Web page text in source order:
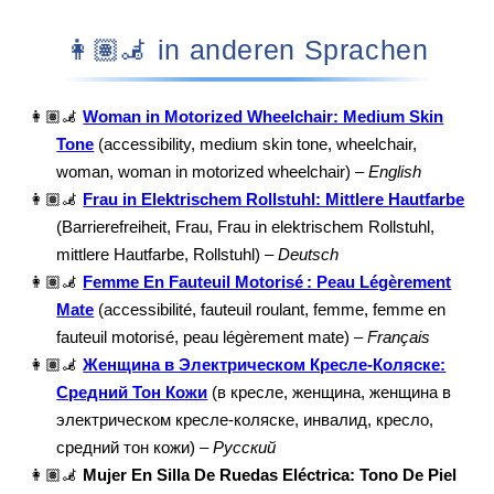
👩🏽‍🦼 in anderen Sprachen
👩🏽‍🦼 Woman in Motorized Wheelchair: Medium Skin
Tone (accessibility, medium skin tone, wheelchair,
woman, woman in motorized wheelchair) –English
👩🏽‍🦼 Frau in Elektrischem Rollstuhl: Mittlere Hautfarbe
(Barrierefreiheit, Frau, Frau in elektrischem Rollstuhl,
mittlere Hautfarbe, Rollstuhl) –Deutsch
👩🏽‍🦼 Femme En Fauteuil Motorisé : Peau Légèrement
Mate (accessibilité, fauteuil roulant, femme, femme en
fauteuil motorisé, peau légèrement mate) –Français
👩🏽‍🦼 Женщина в Электрическом Кресле-Коляске:
Средний Тон Кожи (в кресле, женщина, женщина в
электрическом кресле-коляске, инвалид, кресло,
средний тон кожи) –Русский
👩🏽‍🦼 Mujer En Silla De Ruedas Eléctrica: Tono De Piel